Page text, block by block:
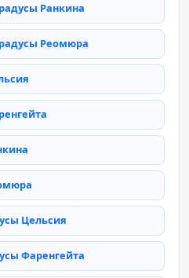
Ранкина
Реомюра
Цельсия
Фаренгейта